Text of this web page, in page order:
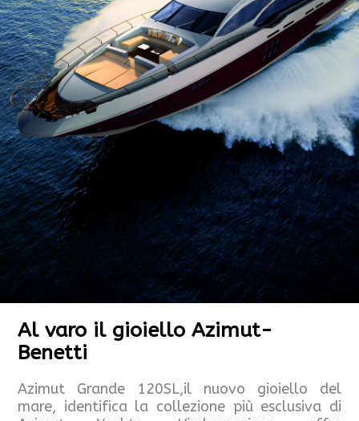
Al varo il gioiello Azimut-
Benetti
Azimut Grande 120SL,il nuovo gioiello del
mare, identifica la collezione più esclusiva di